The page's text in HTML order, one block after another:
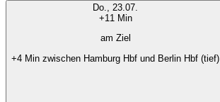
Do., 23.07.
+11 Min
am Ziel
+4 Min zwischen Hamburg Hbf und Berlin Hbf (tief)